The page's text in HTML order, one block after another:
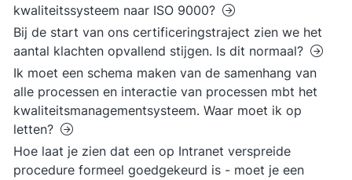
kwaliteitssysteem naar ISO 9000?
Bij de start van ons certificeringstraject zien we het
aantal klachten opvallend stijgen. Is dit normaal?
Ik moet een schema maken van de samenhang van
alle processen en interactie van processen mbt het
kwaliteitsmanagementsysteem. Waar moet ik op
letten?
Hoe laat je zien dat een op Intranet verspreide
procedure formeel goedgekeurd is - moet je een